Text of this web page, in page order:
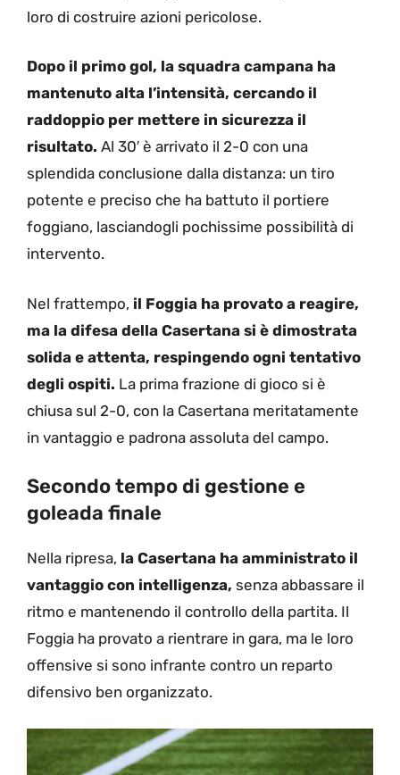
loro di costruire azioni pericolose.
Dopo il primo gol, la squadra campana ha
mantenuto alta l’intensità, cercando il
raddoppio per mettere in sicurezza il
risultato. Al 30′ è arrivato il 2-0 con una
splendida conclusione dalla distanza: un tiro
potente e preciso che ha battuto il portiere
foggiano, lasciandogli pochissime possibilità di
intervento.
Nel frattempo, il Foggia ha provato a reagire,
ma la difesa della Casertana si è dimostrata
solida e attenta, respingendo ogni tentativo
degli ospiti. La prima frazione di gioco si è
chiusa sul 2-0, con la Casertana meritatamente
in vantaggio e padrona assoluta del campo.
Secondo tempo di gestione e
goleada finale
Nella ripresa, la Casertana ha amministrato il
vantaggio con intelligenza, senza abbassare il
ritmo e mantenendo il controllo della partita. Il
Foggia ha provato a rientrare in gara, ma le loro
offensive si sono infrante contro un reparto
difensivo ben organizzato.